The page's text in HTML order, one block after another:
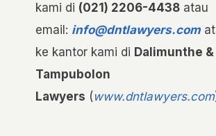
kami di (021) 2206-4438 atau
email: info@dntlawyers.com
ke kantor kami di Dalimunthe &
Tampubolon
Lawyers ( www.dntlawyers.com